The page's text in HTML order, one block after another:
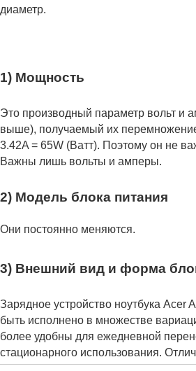
диаметр.
1) Мощность
Это производный параметр вольт и
выше), получаемый их
3.42A = 65W (Ватт). Поэтому он не
Важны лишь вольты и амперы.
2) Модель блока питания
Они постоянно меняются.
3) Внешний вид и форма
Зарядное устройство ноутбука Acer
быть исполнено в множестве
более удобны для ежедневной
стационарного использования.